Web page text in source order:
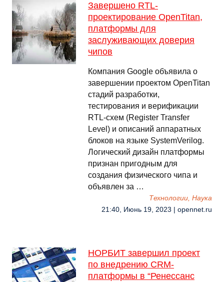
Завершено RTL-
проектирование OpenTitan,
платформы для
заслуживающих доверия
чипов
Компания Google объявила о
завершении проектом OpenTitan
стадий разработки,
тестирования и верификации
RTL-схем (Register Transfer
Level) и описаний аппаратных
блоков на языке SystemVerilog.
Логический дизайн платформы
признан пригодным для
создания физического чипа и
объявлен за …
Технологии, Наука
21:40, Июнь 19, 2023 | opennet.ru
НОРБИТ завершил проект
по внедрению CRM-
платформы в “Ренессанс